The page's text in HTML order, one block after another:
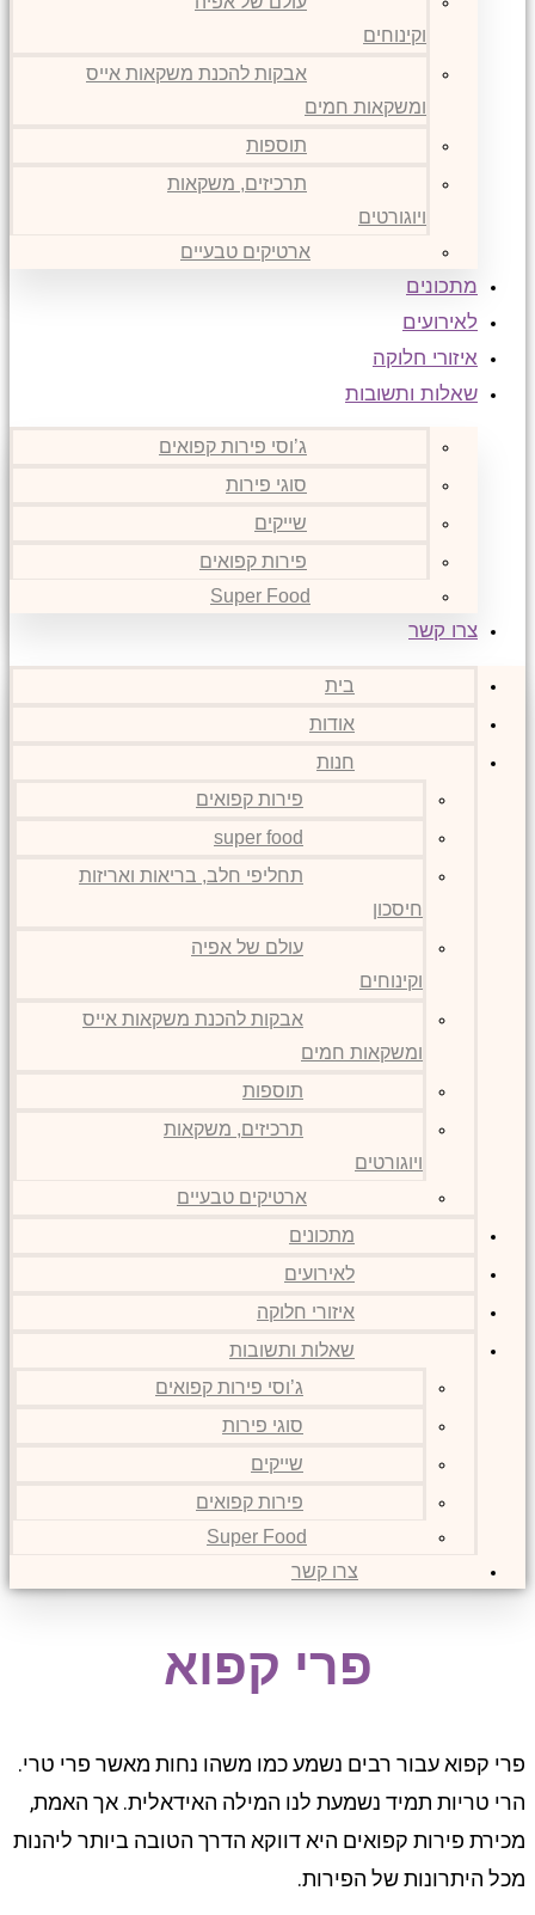
וקינוחים
אבקות להכנת משקאות אייס
ומשקאות חמים
תוספות
תרכיזים, משקאות
ויוגורטים
ארטיקים טבעיים
מתכונים
לאירועים
איזורי חלוקה
שאלות ותשובות
ג’וסי פירות קפואים
סוגי פירות
שייקים
פירות קפואים
Super Food
צרו קשר
בית
אודות
חנות
פירות קפואים
super food
תחליפי חלב, בריאות ואריזות
חיסכון
עולם של אפיה
וקינוחים
אבקות להכנת משקאות אייס
ומשקאות חמים
תוספות
תרכיזים, משקאות
ויוגורטים
ארטיקים טבעיים
מתכונים
לאירועים
איזורי חלוקה
שאלות ותשובות
ג’וסי פירות קפואים
סוגי פירות
שייקים
פירות קפואים
Super Food
צרו קשר
פרי קפוא
פרי קפוא עבור רבים נשמע כמו משהו נחות מאשר פרי טרי.
הרי טריות תמיד נשמעת לנו המילה האידאלית. אך האמת,
מכירת פירות קפואים היא דווקא הדרך הטובה ביותר ליהנות
מכל היתרונות של הפירות.